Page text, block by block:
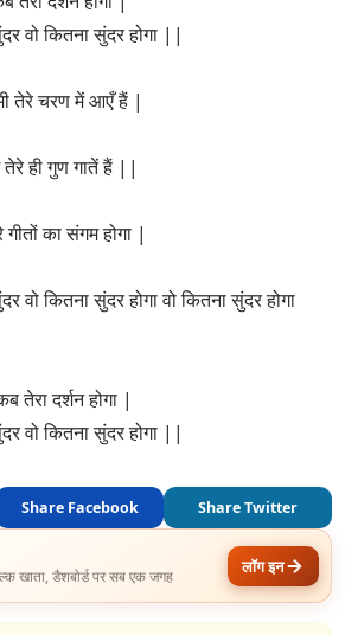
वो कितना सुंदर होगा ||
तेरे चरण में आएँ हैं |
ही गुण गातें हैं ||
का संगम होगा |
वो कितना सुंदर होगा वो कितना सुंदर होगा
तेरा दर्शन होगा |
वो कितना सुंदर होगा ||
Share Facebook Share Twitter
खाता, डैशबोर्ड पर सब एक जगह लॉग इन